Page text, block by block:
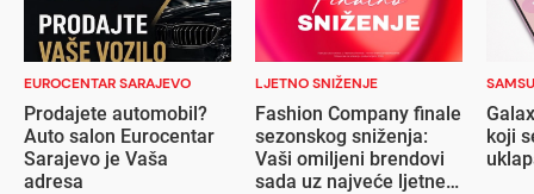
EUROCENTAR SARAJEVO
Prodajete automobil?
Auto salon Eurocentar
Sarajevo je Vaša
adresa
LJETNO SNIŽENJE
Fashion Company finale
sezonskog sniženja:
Vaši omiljeni brendovi
sada uz najveće ljetne
koji